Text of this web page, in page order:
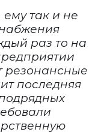
так и не
раз то на
резонансные
последняя